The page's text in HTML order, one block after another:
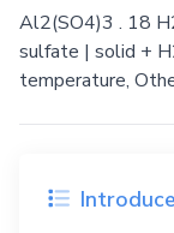
Al2(SO4)3 . 18
sulfate | solid +
temperature,
Introduce